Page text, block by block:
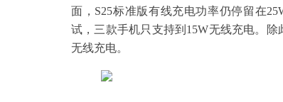
面，S25标准版有线充电功率仍停留在
试，三款手机只支持到15W无线充电。除
无线充电。